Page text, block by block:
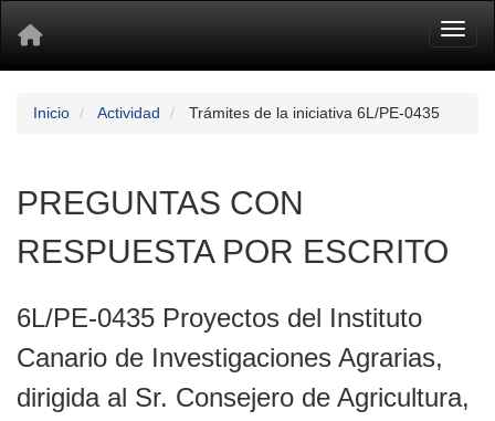
Inicio Actividad Trámites de la iniciativa 6L/PE-0435
PREGUNTAS CON
RESPUESTA POR ESCRITO
6L/PE-0435 Proyectos del Instituto
Canario de Investigaciones Agrarias,
dirigida al Sr. Consejero de Agricultura,